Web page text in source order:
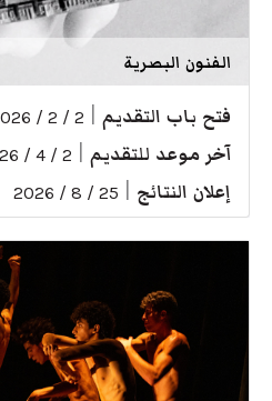
الفنون البصرية
فتح باب التقديم 2 / 2 / 2026
آخر موعد للتقديم 2 / 4 / 2026
إعلان النتائج 25 / 8 / 2026